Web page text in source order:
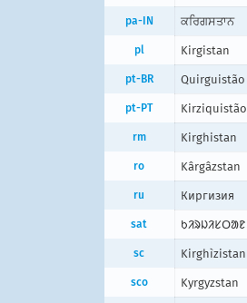
pa-IN ਕਰਿਗਸਤਾਨ
pl Kirgistan
pt-BR Quirguistão
pt-PT Kirziquistão
rm Kirghistan
ro Kârgâzstan
ru Киргизия
sat ᱠᱤᱨᱡᱤᱥᱛᱟᱱ
sc Kirghìzistan
sco Kyrgyzstan